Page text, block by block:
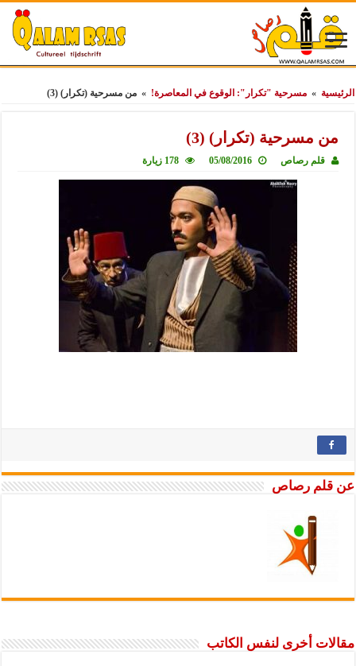
الرئيسية » مسرحية "تكرار": الوقوع في المعاصرة! » من مسرحية (تكرار) (3)
من مسرحية (تكرار) (3)
قلم رصاص 05/08/2016 178 زيارة
عن قلم رصاص
مقالات أخرى لنفس الكاتب